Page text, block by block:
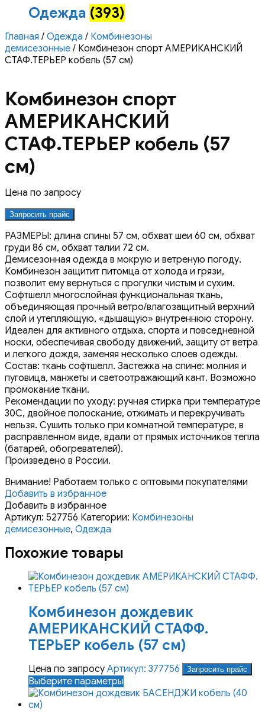
Одежда (393)
Главная / Одежда / Комбинезоны
демисезонные / Комбинезон спорт АМЕРИКАНСКИЙ
СТАФ.ТЕРЬЕР кобель (57 см)
Комбинезон спорт
АМЕРИКАНСКИЙ
СТАФ.ТЕРЬЕР кобель (57
см)
Цена по запросу
Запросить прайс
РАЗМЕРЫ: длина спины 57 см, обхват шеи 60 см, обхват
груди 86 см, обхват талии 72 см.
Демисезонная одежда в мокрую и ветреную погоду.
Комбинезон защитит питомца от холода и грязи,
позволит ему вернуться с прогулки чистым и сухим.
Софтшелл многослойная функциональная ткань,
объединяющая прочный ветро/влагозащитный верхний
слой и утепляющую, «дышащую» внутреннюю сторону.
Идеален для активного отдыха, спорта и повседневной
носки, обеспечивая свободу движений, защиту от ветра
и легкого дождя, заменяя несколько слоев одежды.
Состав: ткань софтшелл. Застежка на спине: молния и
пуговица, манжеты и светоотражающий кант. Возможно
промокание ткани.
Рекомендации по уходу: ручная стирка при температуре
30С, двойное полоскание, отжимать и перекручивать
нельзя. Сушить только при комнатной температуре, в
расправленном виде, вдали от прямых источников тепла
(батарей, обогревателей).
Произведено в России.
Внимание! Работаем только с оптовыми покупателями
Добавить в избранное
Добавить в избранное
Артикул: 527756 Категории: Комбинезоны
демисезонные, Одежда
Похожие товары
Комбинезон дождевик
АМЕРИКАНСКИЙ СТАФФ.
ТЕРЬЕР кобель (57 см)
Цена по запросу Артикул: 377756 Запросить прайс
Выберите параметры
товар